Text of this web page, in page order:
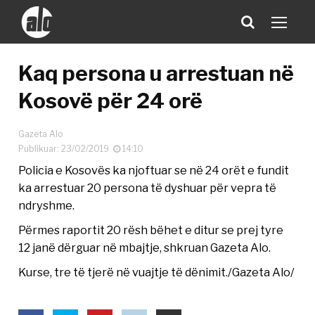
Kaq persona u arrestuan në
Kosovë për 24 orë
Gazeta Alo
Publikuar: 23/02/2019
14:10
Policia e Kosovës ka njoftuar se në 24 orët e fundit
ka arrestuar 20 persona të dyshuar për vepra të
ndryshme.
Përmes raportit 20 rësh bëhet e ditur se prej tyre
12 janë dërguar në mbajtje, shkruan Gazeta Alo.
Kurse, tre të tjerë në vuajtje të dënimit./Gazeta Alo/